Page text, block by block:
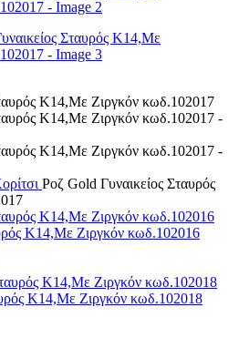
Ροζ Gold Γυναικείος Σταυρός
Κ14,Με Ζιργκόν κωδ.102016
Κ14,Με Ζιργκόν κωδ.102018